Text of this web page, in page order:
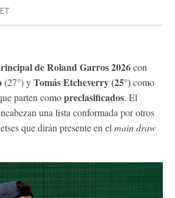
deRoland Garros 2026con
(27°)yTomás Etcheverry (25°)como
parten comopreclasificados. El
una lista conformada por otros
que dirán presente en el main draw